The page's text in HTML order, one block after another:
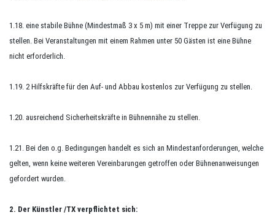
1.18. eine stabile Bühne (Mindestmaß 3 x 5 m) mit einer Treppe zur Verfügung zu
stellen. Bei Veranstaltungen mit einem Rahmen unter 50 Gästen ist eine Bühne
nicht erforderlich.
1.19. 2 Hilfskräfte für den Auf- und Abbau kostenlos zur Verfügung zu stellen.
1.20. ausreichend Sicherheitskräfte in Bühnennähe zu stellen.
1.21. Bei den o.g. Bedingungen handelt es sich an Mindestanforderungen, welche
gelten, wenn keine weiteren Vereinbarungen getroffen oder Bühnenanweisungen
gefordert wurden.
2. Der Künstler /TX verpflichtet sich: